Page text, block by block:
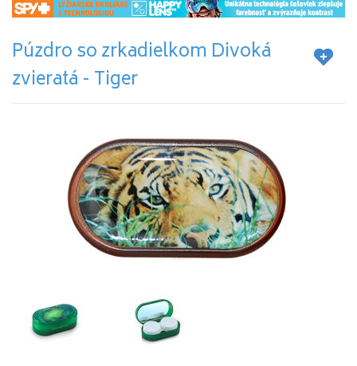
Púzdro so zrkadielkom Divoká
zvieratá - Tiger